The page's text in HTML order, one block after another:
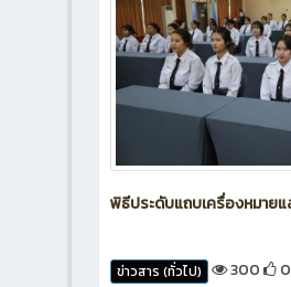
พิธีประดับแถบเครื่องหมาย
ข่าวสาร (ทั่วไป) 300 0